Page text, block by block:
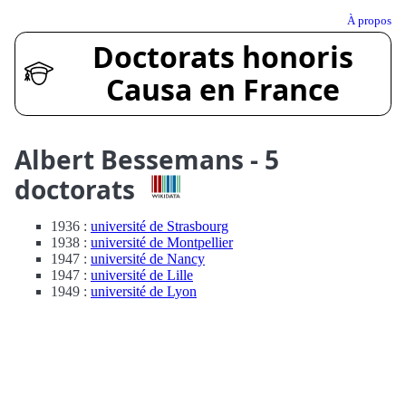
À propos
Doctorats honoris
Causa en France
Albert Bessemans - 5
doctorats
1936 : université de Strasbourg
1938 : université de Montpellier
1947 : université de Nancy
1947 : université de Lille
1949 : université de Lyon